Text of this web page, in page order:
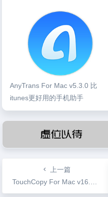
AnyTrans For Mac v5.3.0 比
itunes更好用的手机助手
上一篇
TouchCopy For Mac v16.22 IOS设备文件传输工具